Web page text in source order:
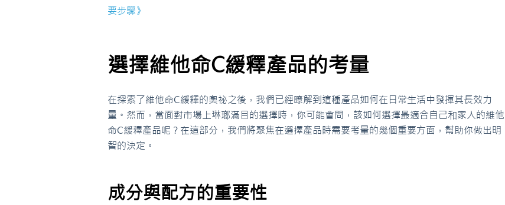
要步驟》
選擇維他命C緩釋產品的考量
在探索了維他命C緩釋的奧祕之後，我們已經瞭解到這種產品如何在日常生活中發揮其長效力
量。然而，當面對市場上琳瑯滿目的選擇時，你可能會問，該如何選擇最適合自己和家人的維他
命C緩釋產品呢？在這部分，我們將聚焦在選擇產品時需要考量的幾個重要方面，幫助你做出明
智的決定。
成分與配方的重要性